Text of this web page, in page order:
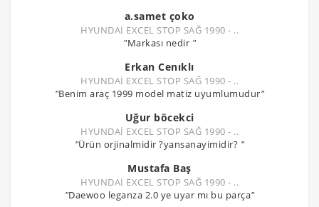
a.samet çoko
HYUNDAİ EXCEL STOP SAĞ 1990 - ..
"Markası nedir "
Erkan Cenıklı
HYUNDAİ EXCEL STOP SAĞ 1990 - ..
"Benim araç 1999 model matiz uyumlumudur"
Uğur böcekci
HYUNDAİ EXCEL STOP SAĞ 1990 - ..
"Ürün orjinalmidir ?yansanayimidir? "
Mustafa Baş
HYUNDAİ EXCEL STOP SAĞ 1990 - ..
"Daewoo leganza 2.0 ye uyar mı bu parça"